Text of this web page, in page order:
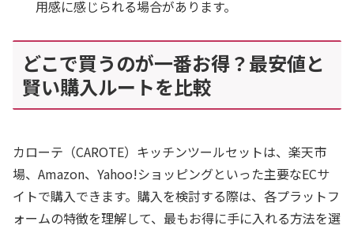
用感に感じられる場合があります。
どこで買うのが一番お得？最安値と
賢い購入ルートを比較
カローテ（CAROTE）キッチンツールセットは、楽天市
場、Amazon、Yahoo!ショッピングといった主要なECサ
イトで購入できます。購入を検討する際は、各プラットフ
ォームの特徴を理解して、最もお得に手に入れる方法を選